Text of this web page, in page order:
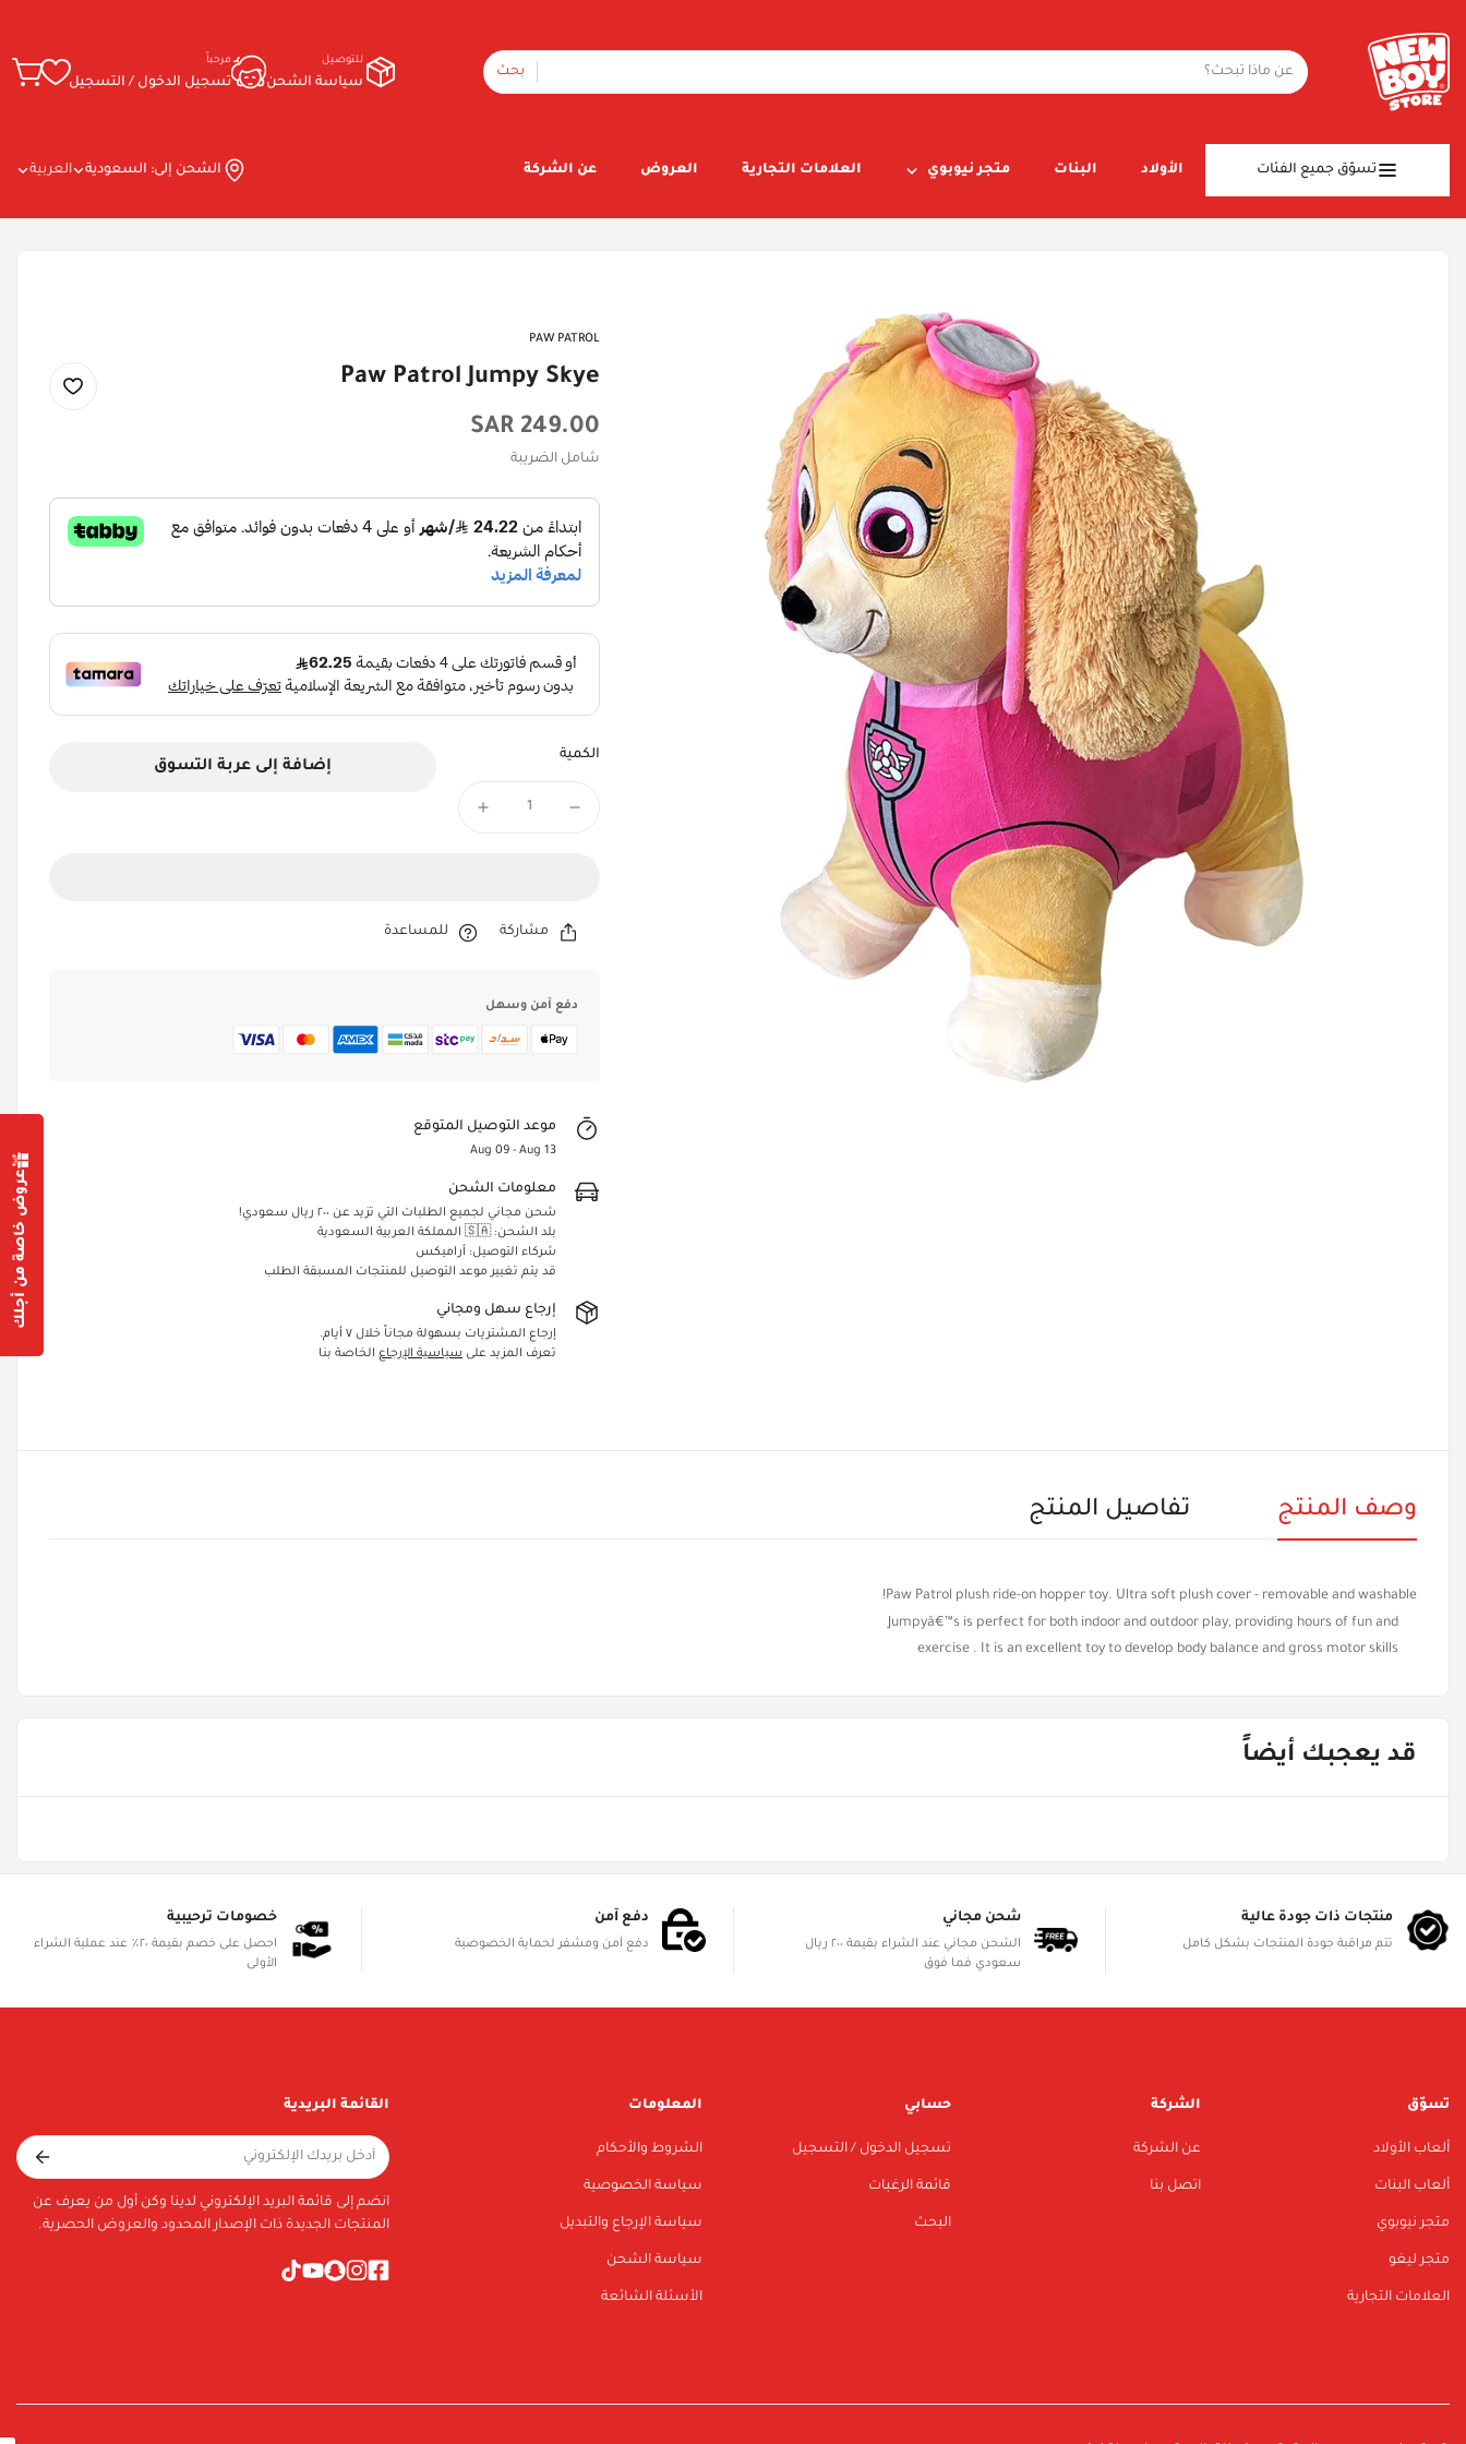
بحث
للتوصيل
سياسة الشحن
مرحباً
تسجيل الدخول / التسجيل
تسوّق جميع الفئات الأولاد البنات متجر نيوبوي العلامات التجارية العروض عن الشركة الشحن إلى: السعودية العربية
PAW PATROL
Paw Patrol Jumpy Skye
السعر
الأصلي
249.00 SAR
شامل الضريبة
الكمية
إضافة إلى عربة التسوق
مشاركة للمساعدة
دفع آمن وسهل
موعد التوصيل المتوقع
Aug 09 - Aug 13
معلومات الشحن
شحن مجاني لجميع الطلبات التي تزيد عن ٢٠٠ ريال سعودي!
بلد الشحن: 🇸🇦 المملكة العربية السعودية
شركاء التوصيل: أراميكس
قد يتم تغيير موعد التوصيل للمنتجات المسبقة الطلب
إرجاع سهل ومجاني
إرجاع المشتريات بسهولة مجاناً خلال ٧ أيام.
تعرف المزيد على سياسية الإرجاع الخاصة بنا
وصف المنتج تفاصيل المنتج
Paw Patrol plush ride-on hopper toy. Ultra soft plush cover - removable and washable!
Jumpyâ€™s is perfect for both indoor and outdoor play, providing hours of fun and
exercise . It is an excellent toy to develop body balance and gross motor skills
قد يعجبك أيضاً
منتجات ذات جودة عالية
تتم مراقبة جودة المنتجات بشكل كامل
شحن مجاني
الشحن مجاني عند الشراء بقيمة ٢٠٠ ريال
سعودي فما فوق
دفع آمن
دفع آمن ومشفر لحماية الخصوصية
خصومات ترحيبية
احصل على خصم بقيمة ٢٠٪ عند عملية الشراء
الأولى
تسوّق
ألعاب الأولاد
ألعاب البنات
متجر نيوبوي
متجر ليغو
العلامات التجارية
الشركة
عن الشركة
اتصل بنا
حسابي
تسجيل الدخول / التسجيل
قائمة الرغبات
البحث
المعلومات
الشروط والأحكام
سياسة الخصوصية
سياسة الإرجاع والتبديل
سياسة الشحن
الأسئلة الشائعة
القائمة البريدية
انضم إلى قائمة البريد الإلكتروني لدينا وكن أول من يعرف عن
المنتجات الجديدة ذات الإصدار المحدود والعروض الحصرية.
عروض خاصة من أجلك